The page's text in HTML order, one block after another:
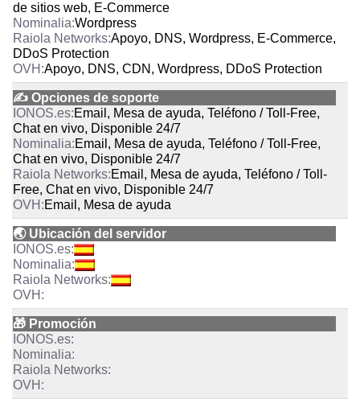
de sitios web, E-Commerce
Wordpress
Apoyo, DNS, Wordpress, E-Commerce,
DDoS Protection
Apoyo, DNS, CDN, Wordpress, DDoS Protection
✍️ Opciones de soporte
Email, Mesa de ayuda, Teléfono / Toll-Free,
Chat en vivo, Disponible 24/7
Email, Mesa de ayuda, Teléfono / Toll-Free,
Chat en vivo, Disponible 24/7
Email, Mesa de ayuda, Teléfono / Toll-
Free, Chat en vivo, Disponible 24/7
Email, Mesa de ayuda
🌏 Ubicación del servidor
🎁 Promoción